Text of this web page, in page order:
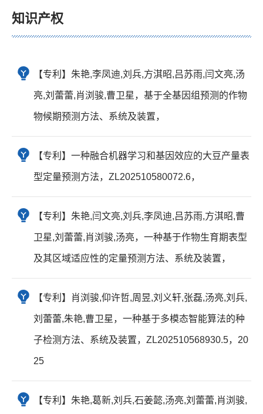
知识产权
【专利】朱艳,李凤迪,刘兵,方淇昭,吕苏雨,闫文亮,汤
亮,刘蕾蕾,肖浏骏,曹卫星，基于全基因组预测的作物
物候期预测方法、系统及装置，
【专利】一种融合机器学习和基因效应的大豆产量表
型定量预测方法，ZL202510580072.6，
【专利】朱艳,闫文亮,刘兵,李凤迪,吕苏雨,方淇昭,曹
卫星,刘蕾蕾,肖浏骏,汤亮，一种基于作物生育期表型
及其区域适应性的定量预测方法、系统及装置，
【专利】肖浏骏,仰许哲,周昱,刘义轩,张磊,汤亮,刘兵,
刘蕾蕾,朱艳,曹卫星，一种基于多模态智能算法的种
子检测方法、系统及装置，ZL202510568930.5，20
25
【专利】朱艳,葛新,刘兵,石姜懿,汤亮,刘蕾蕾,肖浏骏,